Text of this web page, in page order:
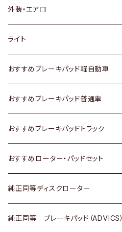
トヨタ
ホンダ
スズキ
日産
いすゞ
ダイハツ
マツダ
三菱
外装・エアロ
トヨタ
ホンダ
スズキ
日産
いすゞ
ダイハツ
マツダ
ライト
トヨタ
スズキ
日産
いすゞ
ダイハツ
三菱
おすすめブレーキパッド軽自動車
トヨタ
ホンダ
スズキ
日産
ダイハツ
おすすめブレーキパッド普通車
トヨタ
ホンダ
スズキ
日産
おすすめブレーキパッドトラック
トヨタ
日産
いすゞ
おすすめローター・パッドセット
トヨタ
ホンダ
純正同等ディスクローター
トヨタ
純正同等 ブレーキパッド（ADVICS）